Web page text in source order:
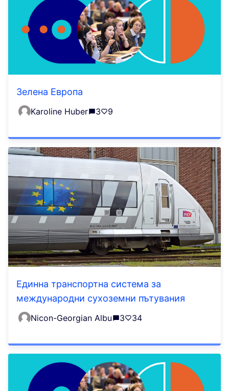
Зелена Европа
Karoline Huber 3 9
Единна транспортна система за
международни сухоземни пътувания
Nicon-Georgian Albu 3 34